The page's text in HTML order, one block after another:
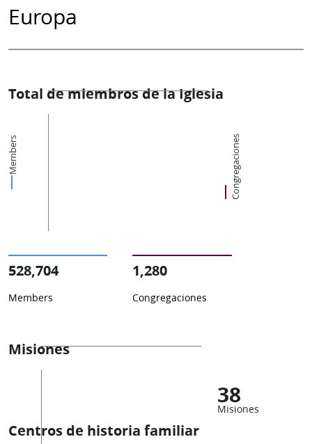
Europa
Total de miembros de la Iglesia
Members Congregaciones
528,704
Members
1,280
Congregaciones
Misiones
38
Misiones
Centros de historia familiar